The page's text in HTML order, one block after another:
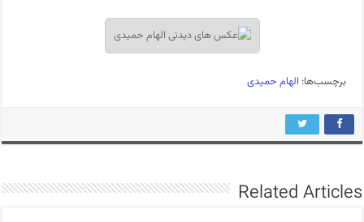
برچسب‌ها: الهام حمیدی
Related Articles